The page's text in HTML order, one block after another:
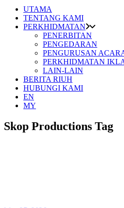
UTAMA
TENTANG KAMI
PERKHIDMATAN
PENERBITAN
PENGEDARAN
PENGURUSAN
PERKHIDMATAN
LAIN-LAIN
BERITA RIUH
HUBUNGI KAMI
EN
MY
Skop Productions Tag